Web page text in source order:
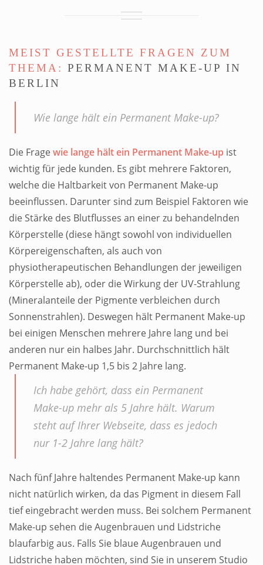
MEIST GESTELLTE FRAGEN ZUM
THEMA: PERMANENT MAKE-UP IN
BERLIN
Wie lange hält ein Permanent Make-up?
Die Fragewie lange hält ein Permanent Make-up ist
wichtig für jede kunden. Es gibt mehrere Faktoren,
welche die Haltbarkeit von Permanent Make-up
beeinflussen. Darunter sind zum Beispiel Faktoren wie
die Stärke des Blutflusses an einer zu behandelnden
Körperstelle (diese hängt sowohl von individuellen
Körpereigenschaften, als auch von
physiotherapeutischen Behandlungen der jeweiligen
Körperstelle ab), oder die Wirkung der UV-Strahlung
(Mineralanteile der Pigmente verbleichen durch
Sonnenstrahlen). Deswegen hält Permanent Make-up
bei einigen Menschen mehrere Jahre lang und bei
anderen nur ein halbes Jahr. Durchschnittlich hält
Permanent Make-up 1,5 bis 2 Jahre lang.
Ich habe gehört, dass ein Permanent
Make-up mehr als 5 Jahre hält. Warum
steht auf Ihrer Webseite, dass es jedoch
nur 1-2 Jahre lang hält?
Nach fünf Jahre haltendes Permanent Make-up kann
nicht natürlich wirken, da das Pigment in diesem Fall
tief eingebracht werden muss. Bei solchem Permanent
Make-up sehen die Augenbrauen und Lidstriche
blaufarbig aus. Falls Sie blaue Augenbrauen und
Lidstriche haben möchten, sind Sie in unserem Studio